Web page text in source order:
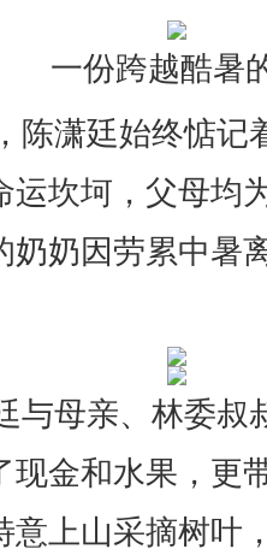
一份跨越酷暑
陈潇廷始终惦记
运坎坷，父母均
奶奶因劳累中暑
与母亲、林委叔
现金和水果，更
意上山采摘树叶